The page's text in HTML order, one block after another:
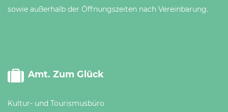
sowie außerhalb der Öffnungszeiten nach Vereinbarung.
Amt. Zum Glück
Kultur- und Tourismusbüro